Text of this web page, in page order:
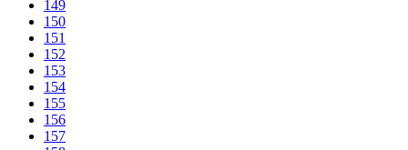
149
150
151
152
153
154
155
156
157